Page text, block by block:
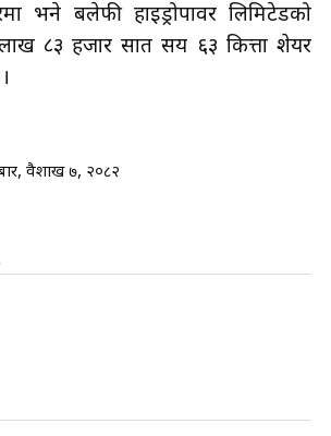
भने बलेफी हाइड्रोपावर लिमिटेडको
८३ हजार सात सय ६३ कित्ता शेयर
वैशाख ७, २०८२